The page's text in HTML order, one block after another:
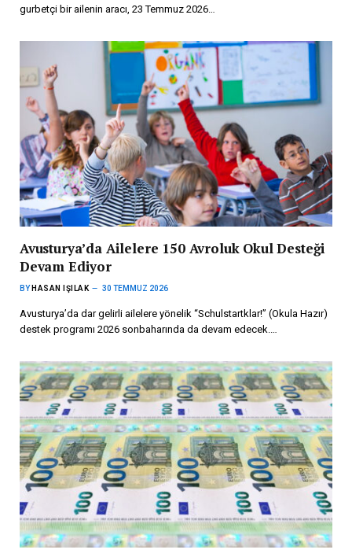
gurbetçi bir ailenin aracı, 23 Temmuz 2026…
Avusturya’da Ailelere 150 Avroluk Okul Desteği
Devam Ediyor
BY HASAN IŞILAK 30 TEMMUZ 2026
Avusturya’da dar gelirli ailelere yönelik “Schulstartklar!” (Okula Hazır)
destek programı 2026 sonbaharında da devam edecek.…